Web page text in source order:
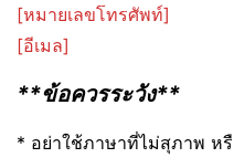
[หมายเลขโทรศัพท์]
[อีเมล]
**ข้อควรระวัง**
* อย่าใช้ภาษาที่ไม่สุภาพ ห